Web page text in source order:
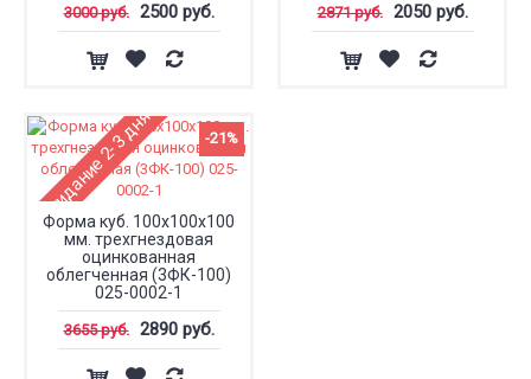
3000 руб. 2500 руб. 2871 руб. 2050 руб.
-21%
Ожидание 2-3 дня
Форма куб. 100х100х100
мм. трехгнездовая
оцинкованная
облегченная (3ФК-100)
025-0002-1
3655 руб. 2890 руб.